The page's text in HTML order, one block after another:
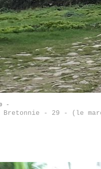
-
Bretonnie - 29 - (le